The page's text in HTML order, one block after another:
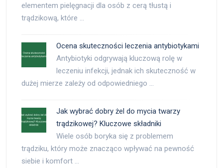
elementem pielęgnacji dla osób z cerą tłustą i
trądzikową, które …
Ocena skuteczności leczenia antybiotykami
Antybiotyki odgrywają kluczową rolę w
leczeniu infekcji, jednak ich skuteczność w
dużej mierze zależy od odpowiedniego …
Jak wybrać dobry żel do mycia twarzy
trądzikowej? Kluczowe składniki
Wiele osób boryka się z problemem
trądziku, który może znacząco wpływać na pewność
siebie i komfort …